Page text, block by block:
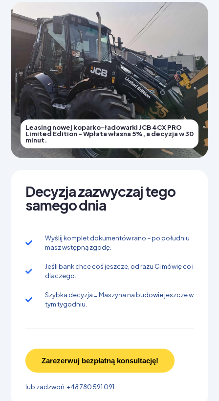
Decyzja zazwyczaj tego
samego dnia
Wyślij komplet dokumentów rano – po południu
masz wstępną zgodę.
Jeśli bank chce coś jeszcze, od razu Ci mówię co i
dlaczego.
Szybka decyzja = Maszyna na budowie jeszcze w
tym tygodniu.
Zarezerwuj bezpłatną konsultację!
lub zadzwoń: +48 780 591 091
Leasing nowej koparko-ładowarki JCB 4CX PRO
Limited Edition - Wpłata własna 5%, a decyzja w 30
minut.